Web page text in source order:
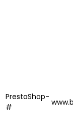
PrestaShop-
#